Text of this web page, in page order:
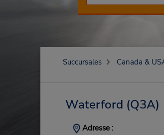
Succursales Canada &
Waterford (Q3A)
Adresse :